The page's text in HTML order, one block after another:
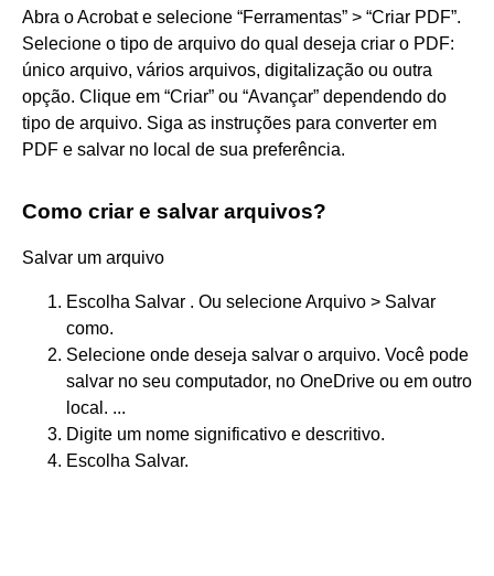
Abra o Acrobat e selecione “Ferramentas” > “Criar PDF”.
Selecione o tipo de arquivo do qual deseja criar o PDF:
único arquivo, vários arquivos, digitalização ou outra
opção. Clique em “Criar” ou “Avançar” dependendo do
tipo de arquivo. Siga as instruções para converter em
PDF e salvar no local de sua preferência.
Como criar e salvar arquivos?
Salvar um arquivo
Escolha Salvar . Ou selecione Arquivo > Salvar
como.
Selecione onde deseja salvar o arquivo. Você pode
salvar no seu computador, no OneDrive ou em outro
local. ...
Digite um nome significativo e descritivo.
Escolha Salvar.